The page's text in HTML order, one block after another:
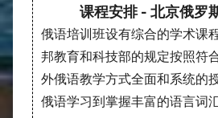
课程安排 - 北京俄罗
俄语培训班设有综合的学术课
邦教育和科技部的规定按照符
外俄语教学方式全面和系统的
俄语学习到掌握丰富的语言词